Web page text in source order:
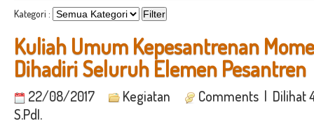
Kategori :
Kuliah Umum Kepesantrenan
Dihadiri Seluruh Elemen Pesantren
22/08/2017 Kegiatan Comments | Dilihat
S.PdI.